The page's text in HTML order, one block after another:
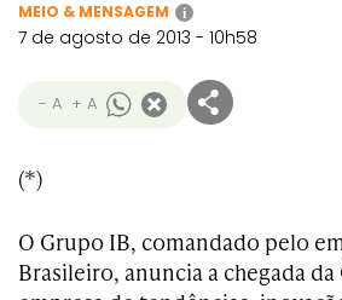
MEIO & MENSAGEM i
7 de agosto de 2013 - 10h58
- A + A
(*)
O Grupo IB, comandado pelo
Brasileiro, anuncia a chegada da